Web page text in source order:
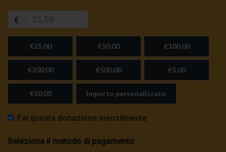
€
€25,00 €50,00 €100,00
€200,00 €500,00 €5,00
€10,00 Importo personalizzato
Fai questa donazione mensilmente
Seleziona il metodo di pagamento